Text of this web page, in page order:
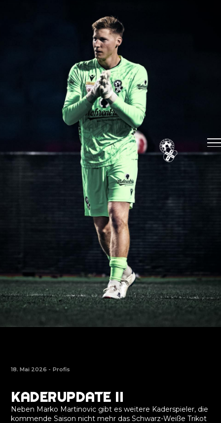
18. Mai 2026 - Profis
KADERUPDATE II
Neben Marko Martinovic gibt es weitere Kaderspieler, die
kommende Saison nicht mehr das Schwarz-Weiße Trikot